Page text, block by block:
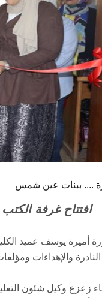
.... ببنات عين شمس
افتتاح غرفة
والإهداءات ومؤلفات
زعزع وكيل شئون